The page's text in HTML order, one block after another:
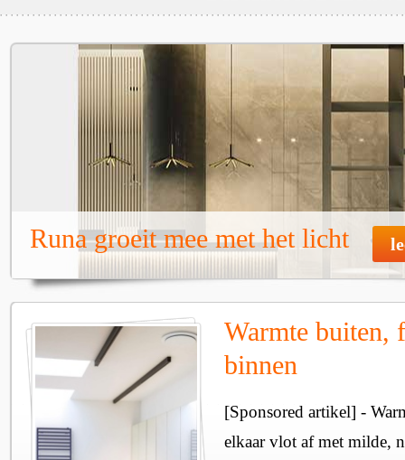
Runa groeit mee met het licht
Warmte buiten,
binnen
[Sponsored artikel] -
elkaar vlot af met milde,